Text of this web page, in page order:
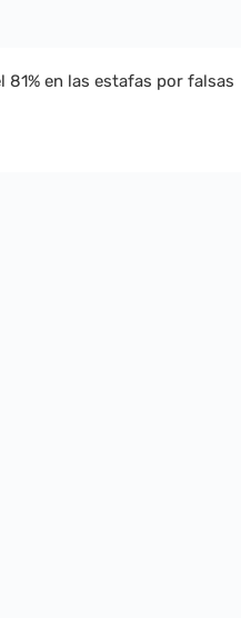
en las estafas por falsas